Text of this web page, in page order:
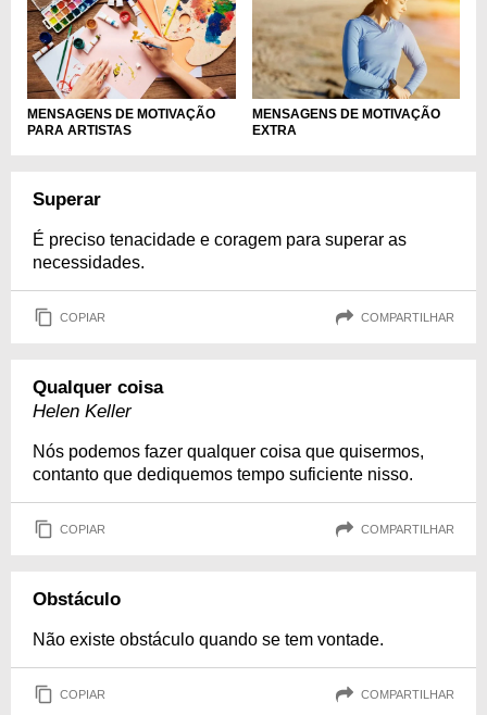
MENSAGENS DE MOTIVAÇÃO
PARA ARTISTAS
MENSAGENS DE MOTIVAÇÃO
EXTRA
Superar
É preciso tenacidade e coragem para superar as
necessidades.
COPIAR COMPARTILHAR
Qualquer coisa
Helen Keller
Nós podemos fazer qualquer coisa que quisermos,
contanto que dediquemos tempo suficiente nisso.
COPIAR COMPARTILHAR
Obstáculo
Não existe obstáculo quando se tem vontade.
COPIAR COMPARTILHAR